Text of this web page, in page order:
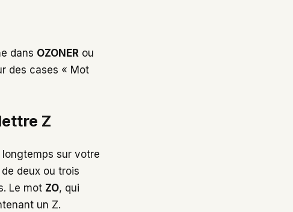
dans OZONER ou
des cases « Mot
Z
longtemps sur votre
deux ou trois
Le mot ZO, qui
un Z.